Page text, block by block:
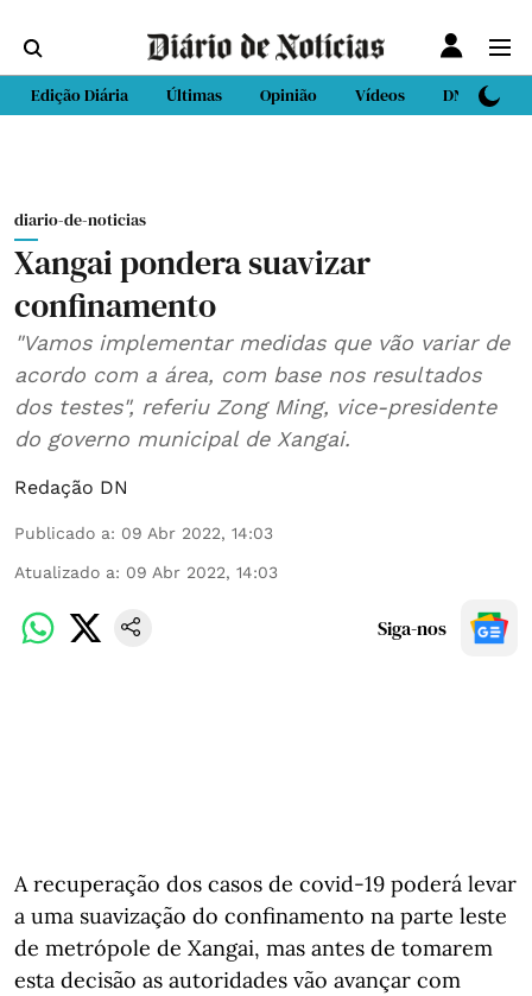
Edição Diária Últimas Opinião Vídeos DN Sport
diario-de-noticias
Xangai pondera suavizar
confinamento
"Vamos implementar medidas que vão variar de
acordo com a área, com base nos resultados
dos testes", referiu Zong Ming, vice-presidente
do governo municipal de Xangai.
Redação DN
Publicado a: 09 Abr 2022, 14:03
Atualizado a: 09 Abr 2022, 14:03
Siga-nos
A recuperação dos casos de covid-19 poderá levar
a uma suavização do confinamento na parte leste
de metrópole de Xangai, mas antes de tomarem
esta decisão as autoridades vão avançar com